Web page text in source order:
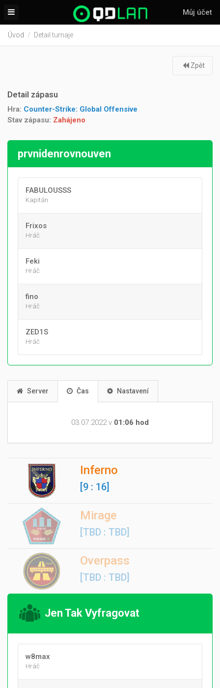
Můj účet
Úvod Detail turnaje
Zpět
Detail zápasu
Hra: Counter-Strike: Global Offensive
Stav zápasu: Zahájeno
prvnidenrovnouven
FABULOUSSS
Kapitán
Frixos
Hráč
Feki
Hráč
fino
Hráč
ZED1S
Hráč
Server Čas Nastavení
03.07.2022 v 01:06 hod
Inferno
[9 : 16]
Mirage
[TBD : TBD]
Overpass
[TBD : TBD]
Jen Tak Vyfragovat
w8max
Hráč